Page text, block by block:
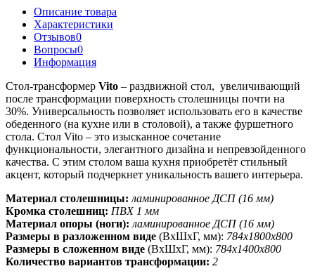
Описание товара
Характеристики
Отзывов0
Вопросы0
Информация
Стол-трансформер Vito – раздвижной стол, увеличивающий
после трансформации поверхность столешницы почти на
30%. Универсальность позволяет использовать его в качестве
обеденного (на кухне или в столовой), а также фуршетного
стола. Стол Vito – это изысканное сочетание
функциональности, элегантного дизайна и непревзойденного
качества. С этим столом ваша кухня приобретёт стильный
акцент, который подчеркнет уникальность вашего интерьера.
Материал столешницы: ламинированное ДСП (16 мм)
Кромка столешниц: ПВХ 1 мм
Материал опоры (ноги): ламинированное ДСП (16 мм)
Размеры в разложенном виде (ВхШхГ, мм): 784х1800х800
Размеры в сложенном виде (ВхШхГ, мм): 784х1400х800
Количество вариантов трансформации: 2